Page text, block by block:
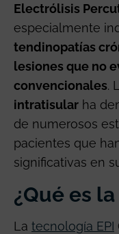
Electrólisis
especialmente
tendinopatías
lesiones que no
convencionales.
intratisular ha
de numerosos
pacientes que
significativas en
¿Qué es
La tecnología EPI